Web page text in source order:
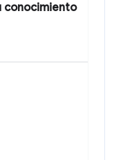
conocimiento